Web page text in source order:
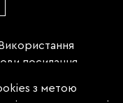
посилання
третього
з метою